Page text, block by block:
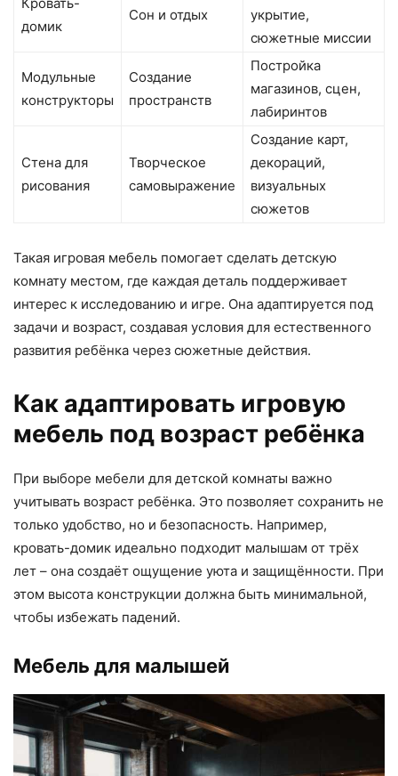
домик
Сон и отдых
укрытие,
сюжетные миссии
Модульные
конструкторы
Создание
пространств
Постройка
магазинов, сцен,
лабиринтов
Стена для
рисования
Творческое
самовыражение
Создание карт,
декораций,
визуальных
сюжетов
Такая игровая мебель помогает сделать детскую
комнату местом, где каждая деталь поддерживает
интерес к исследованию и игре. Она адаптируется под
задачи и возраст, создавая условия для естественного
развития ребёнка через сюжетные действия.
Как адаптировать игровую
мебель под возраст ребёнка
При выборе мебели для детской комнаты важно
учитывать возраст ребёнка. Это позволяет сохранить не
только удобство, но и безопасность. Например,
кровать-домик идеально подходит малышам от трёх
лет – она создаёт ощущение уюта и защищённости. При
этом высота конструкции должна быть минимальной,
чтобы избежать падений.
Мебель для малышей